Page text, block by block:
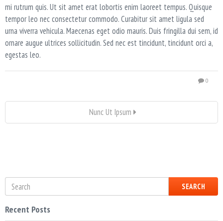
mi rutrum quis. Ut sit amet erat lobortis enim laoreet tempus. Quisque
tempor leo nec consectetur commodo. Curabitur sit amet ligula sed
urna viverra vehicula. Maecenas eget odio mauris. Duis fringilla dui sem, id
ornare augue ultrices sollicitudin. Sed nec est tincidunt, tincidunt orci a,
egestas leo.
0
Nunc Ut Ipsum
SEARCH
Recent Posts